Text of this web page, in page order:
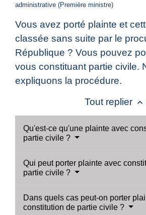
administrative (Première ministre)
Vous avez porté plainte et
classée sans suite par le
République ? Vous pouvez
vous constituant partie civile.
expliquons la procédure.
Tout replier keyboard_arrow_up
Qu'est-ce qu'une plainte avec
partie civile ?
Qui peut porter plainte avec
partie civile ?
Dans quels cas peut-on porter
constitution de partie civile ?